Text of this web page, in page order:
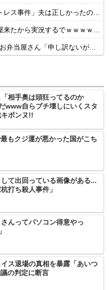
かったのに、なぜ喧嘩は終わらなかったのか
するでｗｗｗｗｗｗｗｗ（画像あり）
その分商品代を値上げして店頭価格を変えない」
相手奥は頭狂ってるのか
www自らブチ壊しにいくスタ
ボンヌ!!
もクジ運が悪かった国がこち
して出回っている画像がある...
打ち殺人事件」
さんってパソコン得意やっ
イス退場の真相を暴露「あいつ
の判定に断言